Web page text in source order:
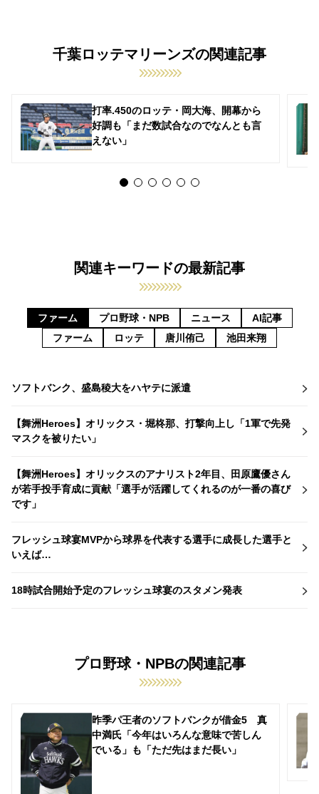
千葉ロッテマリーンズの関連記事
打率.450のロッテ・岡大海、開幕から
好調も「まだ数試合なのでなんとも言
えない」
関連キーワードの最新記事
ファーム プロ野球・NPB ニュース
AI記事
ファーム
ロッテ 唐川侑己 池田来翔
ソフトバンク、盛島稜大をハヤテに派遣
【舞洲Heroes】オリックス・堀柊那、打撃向上し「1軍で先発
マスクを被りたい」
【舞洲Heroes】オリックスのアナリスト2年目、田原鷹優さん
が若手投手育成に貢献「選手が活躍してくれるのが一番の喜び
です」
フレッシュ球宴MVPから球界を代表する選手に成長した選手と
いえば…
18時試合開始予定のフレッシュ球宴のスタメン発表
プロ野球・NPBの関連記事
昨季パ王者のソフトバンクが借金5 真
中満氏「今年はいろんな意味で苦しん
でいる」も「ただ先はまだ長い」